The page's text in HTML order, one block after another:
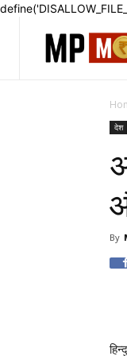
देश
By